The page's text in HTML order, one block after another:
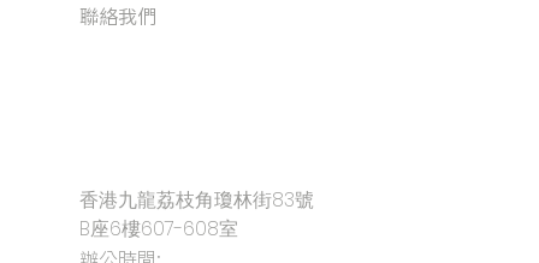
聯絡我們
香港九龍荔枝角瓊林街83號
B座6樓607-608室